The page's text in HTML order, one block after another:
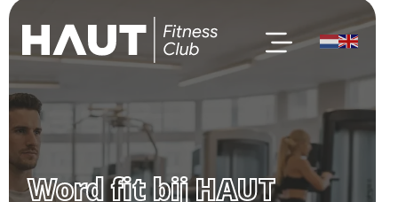
Word fit bij HAUT